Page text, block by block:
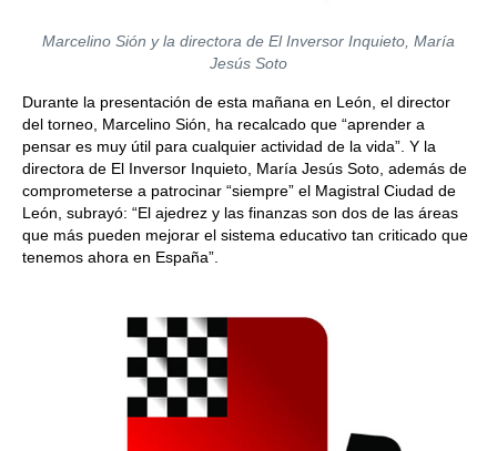
Marcelino Sión y la directora de El Inversor Inquieto, María
Jesús Soto
Durante la presentación de esta mañana en León, el director
del torneo, Marcelino Sión, ha recalcado que “aprender a
pensar es muy útil para cualquier actividad de la vida”. Y la
directora de El Inversor Inquieto, María Jesús Soto, además de
comprometerse a patrocinar “siempre” el Magistral Ciudad de
León, subrayó: “El ajedrez y las finanzas son dos de las áreas
que más pueden mejorar el sistema educativo tan criticado que
tenemos ahora en España”.